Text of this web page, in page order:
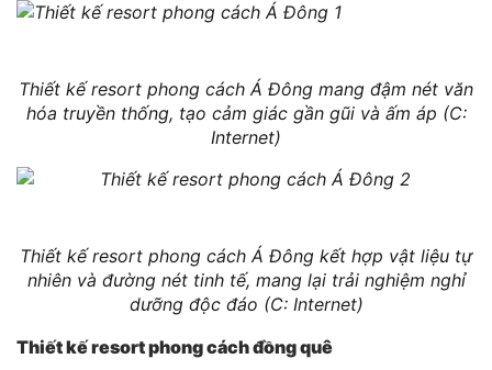
Thiết kế resort phong cách Á Đông mang đậm nét văn
hóa truyền thống, tạo cảm giác gần gũi và ấm áp (C:
Internet)
Thiết kế resort phong cách Á Đông kết hợp vật liệu tự
nhiên và đường nét tinh tế, mang lại trải nghiệm nghỉ
dưỡng độc đáo (C: Internet)
Thiết kế resort phong cách đồng quê